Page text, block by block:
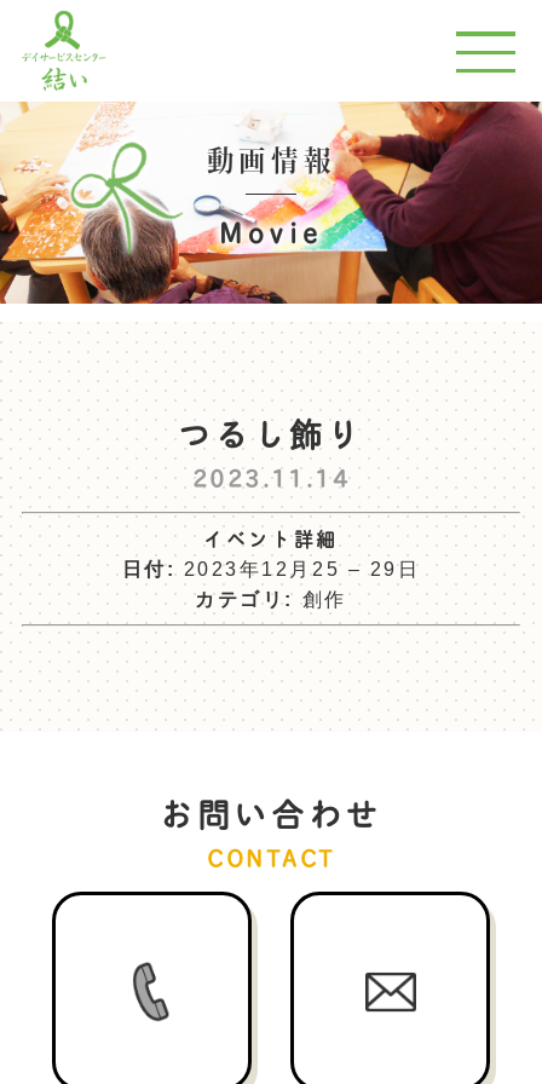
動画情報
Movie
つるし飾り
2023.11.14
イベント詳細
日付: 2023年12月25–29日
カテゴリ: 創作
お問い合わせ
CONTACT